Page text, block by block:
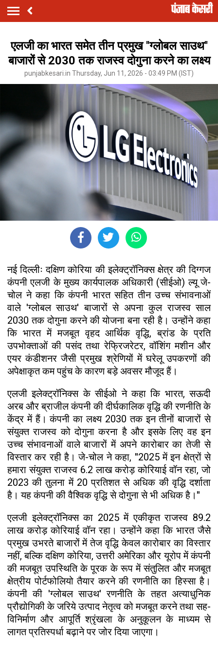
एलजी का भारत समेत तीन प्रमुख ''ग्लोबल साउथ''
बाजारों से 2030 तक राजस्व दोगुना करने का लक्ष्य
punjabkesari.in Thursday, Jun 11, 2026 - 03:49 PM (IST)
नई दिल्लीः दक्षिण कोरिया की इलेक्ट्रॉनिक्स क्षेत्र की दिग्गज
कंपनी एलजी के मुख्य कार्यपालक अधिकारी (सीईओ) ल्यू जे-
चोल ने कहा कि कंपनी भारत सहित तीन उच्च संभावनाओं
वाले 'ग्लोबल साउथ' बाजारों से अपना कुल राजस्व साल
2030 तक दोगुना करने की योजना बना रही है। उन्होंने कहा
कि भारत में मजबूत वृहद आर्थिक वृद्धि, ब्रांड के प्रति
उपभोक्ताओं की पसंद तथा रेफ्रिजरेटर, वॉशिंग मशीन और
एयर कंडीशनर जैसी प्रमुख श्रेणियों में घरेलू उपकरणों की
अपेक्षाकृत कम पहुंच के कारण बड़े अवसर मौजूद हैं।
एलजी इलेक्ट्रॉनिक्स के सीईओ ने कहा कि भारत, सऊदी
अरब और ब्राजील कंपनी की दीर्घकालिक वृद्धि की रणनीति के
केंद्र में हैं। कंपनी का लक्ष्य 2030 तक इन तीनों बाजारों से
संयुक्त राजस्व को दोगुना करना है और इसके लिए वह इन
उच्च संभावनाओं वाले बाजारों में अपने कारोबार का तेजी से
विस्तार कर रही है। जे-चोल ने कहा, ''2025 में इन क्षेत्रों से
हमारा संयुक्त राजस्व 6.2 लाख करोड़ कोरियाई वॉन रहा, जो
2023 की तुलना में 20 प्रतिशत से अधिक की वृद्धि दर्शाता
है। यह कंपनी की वैश्विक वृद्धि से दोगुना से भी अधिक है।''
एलजी इलेक्ट्रॉनिक्स का 2025 में एकीकृत राजस्व 89.2
लाख करोड़ कोरियाई वॉन रहा। उन्होंने कहा कि भारत जैसे
प्रमुख उभरते बाजारों में तेज वृद्धि केवल कारोबार का विस्तार
नहीं, बल्कि दक्षिण कोरिया, उत्तरी अमेरिका और यूरोप में कंपनी
की मजबूत उपस्थिति के पूरक के रूप में संतुलित और मजबूत
क्षेत्रीय पोर्टफोलियो तैयार करने की रणनीति का हिस्सा है।
कंपनी की 'ग्लोबल साउथ' रणनीति के तहत अत्याधुनिक
प्रौद्योगिकी के जरिये उत्पाद नेतृत्व को मजबूत करने तथा सह-
विनिर्माण और आपूर्ति श्रृंखला के अनुकूलन के माध्यम से
लागत प्रतिस्पर्धा बढ़ाने पर जोर दिया जाएगा।